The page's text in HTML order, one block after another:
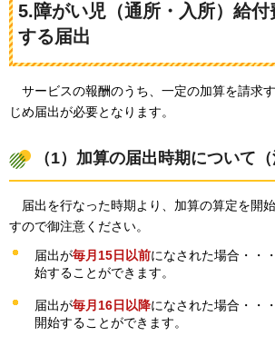
5.障がい児（通所・入所）給付
する届出
サービスの報酬のうち、一定の加算を請求
じめ届出が必要となります。
（1）加算の届出時期について（
届出を行なった時期より、加算の算定を開
すので御注意ください。
届出が毎月15日以前になされた場合・・・
始することができます。
届出が毎月16日以降になされた場合・・・
開始することができます。